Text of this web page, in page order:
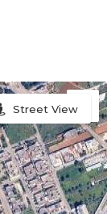
Street View